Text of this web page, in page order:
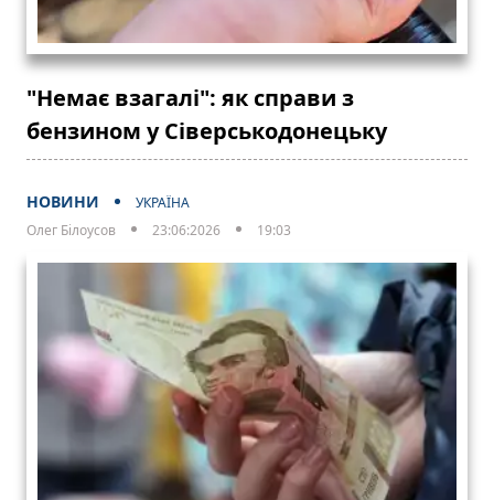
"Немає взагалі": як справи з
бензином у Сіверськодонецьку
НОВИНИ
УКРАЇНА
Олег Білоусов
23:06:2026 19:03